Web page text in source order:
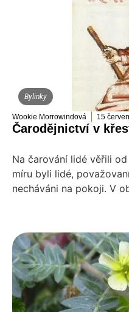
Bylinky
Wookie Morrowindová 15
Čarodějnictví v
Na čarování lidé věřili
míru byli lidé,
necháváni na pokoji. V